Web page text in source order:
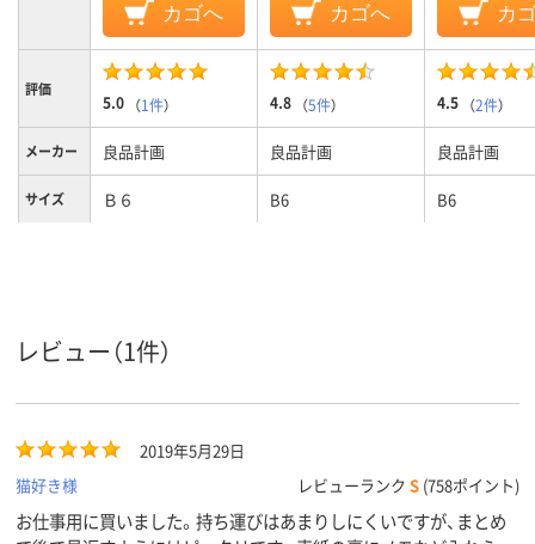
カゴへ カゴへ カ
評価
5.0 （1件） 4.8 （5件） 4.5 （2件）
メーカー 良品計画 良品計画 良品計画
サイズ Ｂ６ B6 B6
レビュー（1件）
2019年5月29日
猫好き様
レビューランク S (758ポイント)
お仕事用に買いました。持ち運びはあまりしにくいですが、まとめ